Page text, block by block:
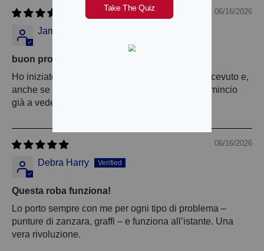
06/16/2026
James F. Stuart Jr.
buon prodotto
Ho iniziato a usare il prodotto non appena l'ho ricevuto e,
anche se sono passati solo un paio di giorni, comincio
già a vedere dei risultati positivi.
06/16/2026
Debra Harry
Questa roba funziona!
Lo porto sempre con me per ogni tipo di problema –
punture di zanzara, graffi – e funziona all’istante. Una
vera rivoluzione.